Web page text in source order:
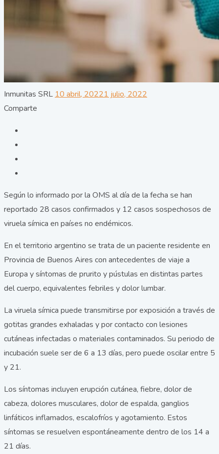
Author
Inmunitas SRL Posted
10 abril, 20221 julio, 2022
Comparte
Según lo informado por la OMS al día de la fecha se han
reportado 28 casos confirmados y 12 casos sospechosos de
viruela símica en países no endémicos.
En el territorio argentino se trata de un paciente residente en
Provincia de Buenos Aires con antecedentes de viaje a
Europa y síntomas de prurito y pústulas en distintas partes
del cuerpo, equivalentes febriles y dolor lumbar.
La viruela símica puede transmitirse por exposición a través de
gotitas grandes exhaladas y por contacto con lesiones
cutáneas infectadas o materiales contaminados. Su periodo de
incubación suele ser de 6 a 13 días, pero puede oscilar entre 5
y 21.
Los síntomas incluyen erupción cutánea, fiebre, dolor de
cabeza, dolores musculares, dolor de espalda, ganglios
linfáticos inflamados, escalofríos y agotamiento. Estos
síntomas se resuelven espontáneamente dentro de los 14 a
21 días.